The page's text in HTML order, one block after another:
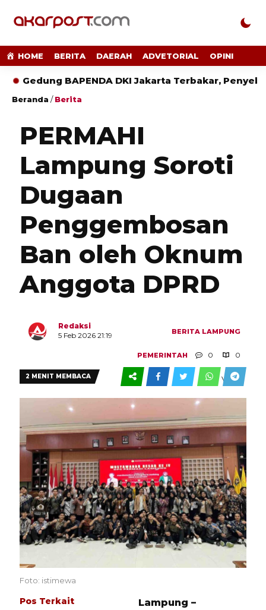
HOME BERITA DAERAH ADVETORIAL OPINI
BAPENDA DKI Jakarta Terbakar, Penyebab
Beranda /Berita
PERMAHI
Lampung Soroti
Dugaan
Penggembosan
Ban oleh Oknum
Anggota DPRD
Redaksi
5 Feb 2026 21:19
BERITA LAMPUNG
PEMERINTAH 0 0
VIEW
2 MENIT MEMBACA
Foto: istimewa
Lampung –
Pos Terkait